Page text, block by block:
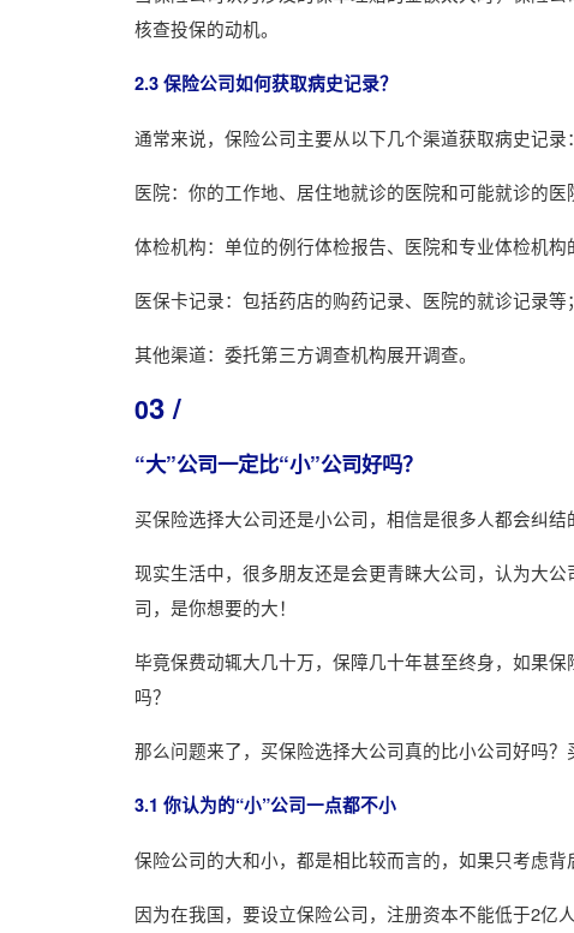
核查投保的动机。
2.3 保险公司如何获取病史记录？
通常来说，保险公司主要从以下几个渠道获取病史记录：
医院：你的工作地、居住地就诊的医院和可能就诊的医
体检机构：单位的例行体检报告、医院和专业体检机构
医保卡记录：包括药店的购药记录、医院的就诊记录等；
其他渠道：委托第三方调查机构展开调查。
03 /
“大”公司一定比“小”公司好吗？
买保险选择大公司还是小公司，相信是很多人都会纠结
现实生活中，很多朋友还是会更青睐大公司，认为大
司，是你想要的大！
毕竟保费动辄大几十万，保障几十年甚至终身，如果
吗？
那么问题来了，买保险选择大公司真的比小公司好吗？
3.1 你认为的“小”公司一点都不小
保险公司的大和小，都是相比较而言的，如果只考虑背
因为在我国，要设立保险公司，注册资本不能低于2亿人